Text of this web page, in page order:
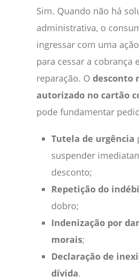
Sim. Quando não há
administrativa, o
ingressar com uma
para cessar a cobrança
reparação. O desconto
autorizado no cartão
pode fundamentar
Tutela de urgência
suspender
desconto;
Repetição do
dobro;
Indenização por
morais;
Declaração de
dívida.